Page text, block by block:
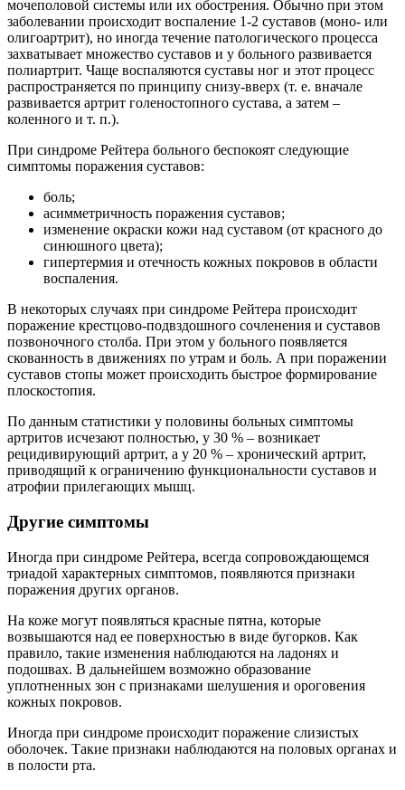
мочеполовой системы или их обострения. Обычно при этом
заболевании происходит воспаление 1-2 суставов (моно- или
олигоартрит), но иногда течение патологического процесса
захватывает множество суставов и у больного развивается
полиартрит. Чаще воспаляются суставы ног и этот процесс
распространяется по принципу снизу-вверх (т. е. вначале
развивается артрит голеностопного сустава, а затем –
коленного и т. п.).
При синдроме Рейтера больного беспокоят следующие
симптомы поражения суставов:
боль;
асимметричность поражения суставов;
изменение окраски кожи над суставом (от красного до
синюшного цвета);
гипертермия и отечность кожных покровов в области
воспаления.
В некоторых случаях при синдроме Рейтера происходит
поражение крестцово-подвздошного сочленения и суставов
позвоночного столба. При этом у больного появляется
скованность в движениях по утрам и боль. А при поражении
суставов стопы может происходить быстрое формирование
плоскостопия.
По данным статистики у половины больных симптомы
артритов исчезают полностью, у 30 % – возникает
рецидивирующий артрит, а у 20 % – хронический артрит,
приводящий к ограничению функциональности суставов и
атрофии прилегающих мышц.
Другие симптомы
Иногда при синдроме Рейтера, всегда сопровождающемся
триадой характерных симптомов, появляются признаки
поражения других органов.
На коже могут появляться красные пятна, которые
возвышаются над ее поверхностью в виде бугорков. Как
правило, такие изменения наблюдаются на ладонях и
подошвах. В дальнейшем возможно образование
уплотненных зон с признаками шелушения и ороговения
кожных покровов.
Иногда при синдроме происходит поражение слизистых
оболочек. Такие признаки наблюдаются на половых органах и
в полости рта.